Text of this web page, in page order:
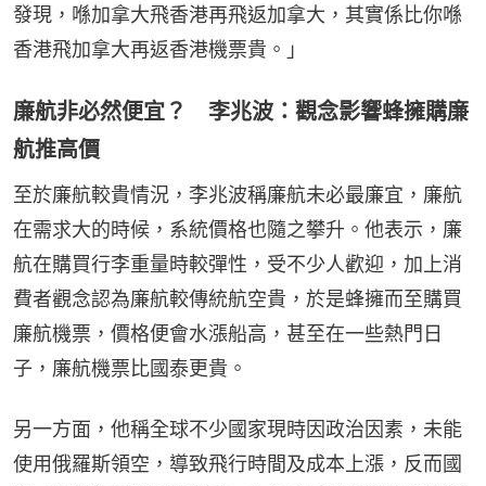
發現，喺加拿大飛香港再飛返加拿大，其實係比你喺
香港飛加拿大再返香港機票貴。」
廉航非必然便宜？ 李兆波：觀念影響蜂擁購廉
航推高價
至於廉航較貴情況，李兆波稱廉航未必最廉宜，廉航
在需求大的時候，系統價格也隨之攀升。他表示，廉
航在購買行李重量時較彈性，受不少人歡迎，加上消
費者觀念認為廉航較傳統航空貴，於是蜂擁而至購買
廉航機票，價格便會水漲船高，甚至在一些熱門日
子，廉航機票比國泰更貴。
另一方面，他稱全球不少國家現時因政治因素，未能
使用俄羅斯領空，導致飛行時間及成本上漲，反而國